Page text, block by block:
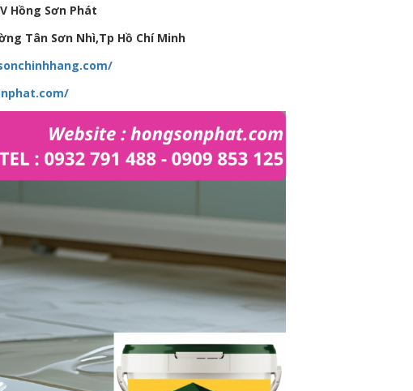
Hồng Sơn Phát
Tân Sơn Nhì,Tp Hồ Chí Minh